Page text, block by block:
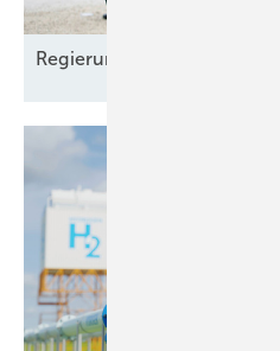
Regierungen